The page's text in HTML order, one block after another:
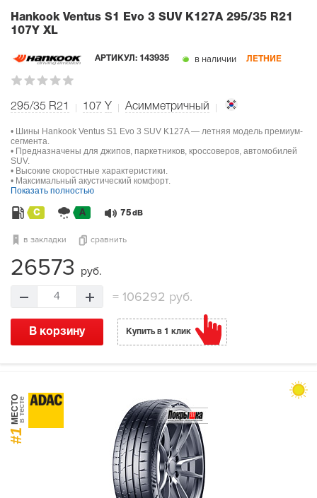
Hankook Ventus S1 Evo 3 SUV K127A 295/35 R21
107Y XL
АРТИКУЛ: 143935 в наличии ЛЕТНИЕ
295/35 R21 107 Y Асимметричный
• Шины Hankook Ventus S1 Evo 3 SUV K127A — летняя модель премиум-
сегмента.
• Предназначены для джипов, паркетников, кроссоверов, автомобилей
SUV.
• Высокие скоростные характеристики.
• Максимальный акустический комфорт.
Показать полностью
C A 75 dB
в закладки сравнить
26573 руб.
4 = 106292 руб.
В корзину Купить в 1 клик
#1
МЕСТОв тесте